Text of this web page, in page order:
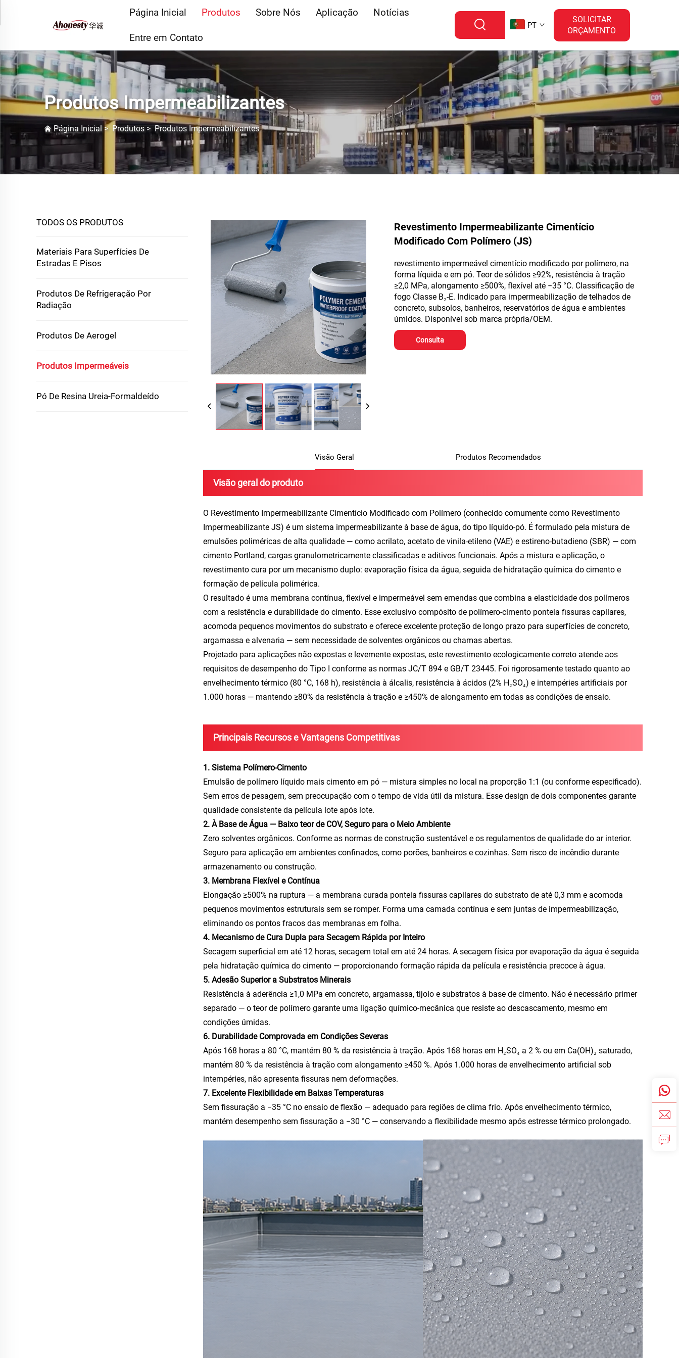
Página Inicial Produtos Sobre Nós Aplicação Notícias
Entre em Contato
PT
SOLICITAR
ORÇAMENTO
Produtos Impermeabilizantes
Página Inicial > Produtos >Produtos Impermeabilizantes
TODOS OS PRODUTOS
Materiais Para Superfícies De
Estradas E Pisos
Produtos De Refrigeração Por
Radiação
Produtos De Aerogel
Produtos Impermeáveis
Pó De Resina Ureia-Formaldeído
Revestimento Impermeabilizante Cimentício
Modificado Com Polímero (JS)
revestimento impermeável cimentício modificado por polímero, na
forma líquida e em pó. Teor de sólidos ≥92%, resistência à tração
≥2,0 MPa, alongamento ≥500%, flexível até −35 °C. Classificação de
fogo Classe B₂-E. Indicado para impermeabilização de telhados de
concreto, subsolos, banheiros, reservatórios de água e ambientes
úmidos. Disponível sob marca própria/OEM.
Consulta
Visão Geral Produtos Recomendados
Visão geral do produto
O Revestimento Impermeabilizante Cimentício Modificado com Polímero (conhecido comumente como Revestimento
Impermeabilizante JS) é um sistema impermeabilizante à base de água, do tipo líquido-pó. É formulado pela mistura de
emulsões poliméricas de alta qualidade — como acrilato, acetato de vinila-etileno (VAE) e estireno-butadieno (SBR) — com
cimento Portland, cargas granulometricamente classificadas e aditivos funcionais. Após a mistura e aplicação, o
revestimento cura por um mecanismo duplo: evaporação física da água, seguida de hidratação química do cimento e
formação de película polimérica.
O resultado é uma membrana contínua, flexível e impermeável sem emendas que combina a elasticidade dos polímeros
com a resistência e durabilidade do cimento. Esse exclusivo compósito de polímero-cimento ponteia fissuras capilares,
acomoda pequenos movimentos do substrato e oferece excelente proteção de longo prazo para superfícies de concreto,
argamassa e alvenaria — sem necessidade de solventes orgânicos ou chamas abertas.
Projetado para aplicações não expostas e levemente expostas, este revestimento ecologicamente correto atende aos
requisitos de desempenho do Tipo I conforme as normas JC/T 894 e GB/T 23445. Foi rigorosamente testado quanto ao
envelhecimento térmico (80 °C, 168 h), resistência à álcalis, resistência à ácidos (2% H₂SO₄) e intempéries artificiais por
1.000 horas — mantendo ≥80% da resistência à tração e ≥450% de alongamento em todas as condições de ensaio.
Principais Recursos e Vantagens Competitivas
1. Sistema Polímero-Cimento
Emulsão de polímero líquido mais cimento em pó — mistura simples no local na proporção 1:1 (ou conforme especificado).
Sem erros de pesagem, sem preocupação com o tempo de vida útil da mistura. Esse design de dois componentes garante
qualidade consistente da película lote após lote.
2. À Base de Água — Baixo teor de COV, Seguro para o Meio Ambiente
Zero solventes orgânicos. Conforme as normas de construção sustentável e os regulamentos de qualidade do ar interior.
Seguro para aplicação em ambientes confinados, como porões, banheiros e cozinhas. Sem risco de incêndio durante
armazenamento ou construção.
3. Membrana Flexível e Contínua
Elongação ≥500% na ruptura — a membrana curada ponteia fissuras capilares do substrato de até 0,3 mm e acomoda
pequenos movimentos estruturais sem se romper. Forma uma camada contínua e sem juntas de impermeabilização,
eliminando os pontos fracos das membranas em folha.
4. Mecanismo de Cura Dupla para Secagem Rápida por Inteiro
Secagem superficial em até 12 horas, secagem total em até 24 horas. A secagem física por evaporação da água é seguida
pela hidratação química do cimento — proporcionando formação rápida da película e resistência precoce à água.
5. Adesão Superior a Substratos Minerais
Resistência à aderência ≥1,0 MPa em concreto, argamassa, tijolo e substratos à base de cimento. Não é necessário primer
separado — o teor de polímero garante uma ligação químico-mecânica que resiste ao descascamento, mesmo em
condições úmidas.
6. Durabilidade Comprovada em Condições Severas
Após 168 horas a 80 °C, mantém 80 % da resistência à tração. Após 168 horas em H₂SO₄ a 2 % ou em Ca(OH)₂ saturado,
mantém 80 % da resistência à tração com alongamento ≥450 %. Após 1.000 horas de envelhecimento artificial sob
intempéries, não apresenta fissuras nem deformações.
7. Excelente Flexibilidade em Baixas Temperaturas
Sem fissuração a −35 °C no ensaio de flexão — adequado para regiões de clima frio. Após envelhecimento térmico,
mantém desempenho sem fissuração a −30 °C — conservando a flexibilidade mesmo após estresse térmico prolongado.